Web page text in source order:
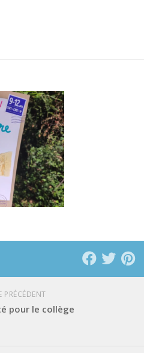
PRÉCÉDENT
pour le collège